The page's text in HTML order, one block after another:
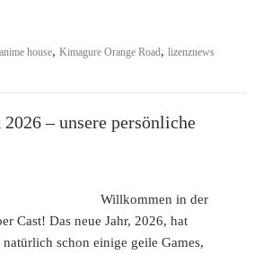
anime house,Kimagure Orange Road,lizenznews
– unsere persönliche
Willkommen in der
Cast! Das neue Jahr, 2026, hat
schon einige geile Games,